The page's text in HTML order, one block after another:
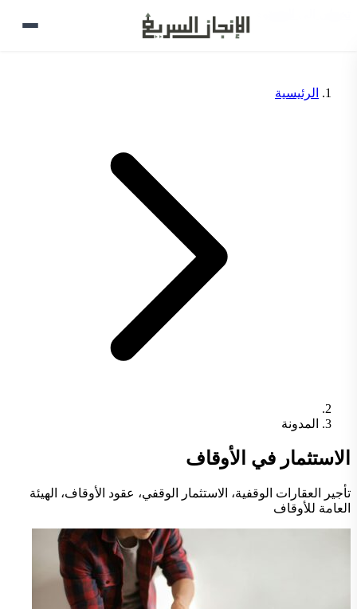
الرئيسية
المدونة
الاستثمار في الأوقاف
تأجير العقارات الوقفية، الاستثمار الوقفي، عقود الأوقاف، الهيئة
العامة للأوقاف